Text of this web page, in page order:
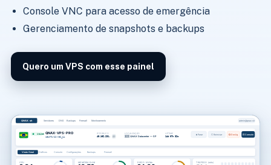
Console VNC para acesso de emergência
Gerenciamento de snapshots e backups
Quero um VPS com esse painel